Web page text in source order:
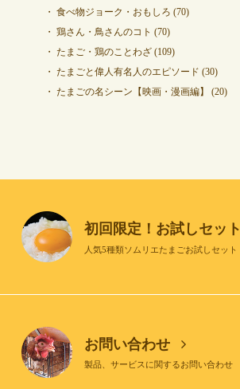
食べ物ジョーク・おもしろ (70)
鶏さん・鳥さんのコト (70)
たまご・鶏のことわざ(109)
たまごと偉人有名人のエピソード (30)
たまごの名シーン【映画・漫画編】
(20)
初回限定！お試しセット
人気5種類ソムリエたまごお試しセット
お問い合わせ
製品、サービスに関するお問い合わせ